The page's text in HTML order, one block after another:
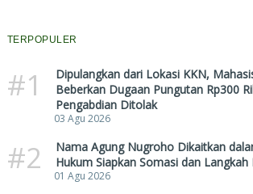
TERPOPULER
#1
Dipulangkan dari Lokasi KKN,
Beberkan Dugaan Pungutan Rp300
Pengabdian Ditolak
03 Agu 2026
#2
Nama Agung Nugroho Dikaitkan
Hukum Siapkan Somasi dan Langkah
01 Agu 2026